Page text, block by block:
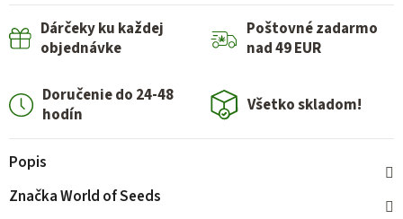
Dárčeky ku každej
objednávke
Poštovné zadarmo
nad 49 EUR
Doručenie do 24-48
hodín
Všetko skladom!
Popis
ZnačkaWorld of Seeds